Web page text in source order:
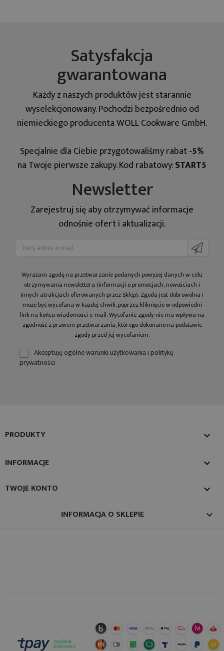
Satysfakcja
gwarantowana
Każdy z naszych produktów jest starannie
wyselekcjonowany. Pochodzi bezpośrednio od
niemieckiego producenta WOLL Cookware GmbH.
Specjalnie dla Ciebie przygotowaliśmy rabat-5%
na Twoje pierwsze zakupy. Kod rabatowy:START5
Newsletter
Zarejestruj się aby otrzymywać informacje
odnośnie ofert i aktualizacji.
Wyrażam zgodę na prze­twa­rza­nie po­da­nych powyżej danych w celu
otrzy­my­wa­nia newslettera (informacji o promocjach, nowościach i
innych atrakcjach oferowanych przez Sklep). Zgoda jest dobrowolna i
może być wycofana w każdej chwili, poprzez kliknięcie w odpowiedni
link na końcu wiadomości e-mail. Wycofanie zgody nie ma wpływu na
zgodność z prawem przetwarzania, którego dokonano na podstawie
zgody przed jej wycofaniem.
Akceptuję ogólne warunki użytkowania i politykę
prywatności
PRODUKTY 
INFORMACJE 
TWOJE KONTO 
INFORMACJA O SKLEPIE keyboard_arrow_down